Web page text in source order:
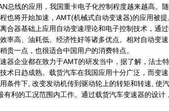
总线的应用，我国重卡电子化控制程度越来越高。
也将开始加速，AMT(机械式自动变速器)的应用被
合器基础上应用自动变速理论和电子控制技术，通
率高、油耗低、经济性好等诸多优点。相对自动变
贵一点，也很适合中国用户的消费特点。
器企业都在致力于AMT的研发当中，据了解，法士
术日趋成熟。载货汽车在我国应用十分广泛，而变速
条件下, 改变发动机传到驱动轮上的转矩和转速, 使
有利的工况范围内工作。通过载货汽车变速器的设计